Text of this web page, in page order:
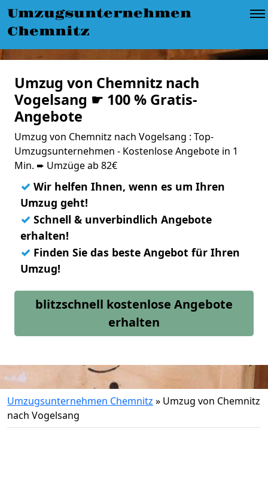
Umzugsunternehmen
Chemnitz
Umzug von Chemnitz nach
Vogelsang ☛ 100 % Gratis-
Angebote
Umzug von Chemnitz nach Vogelsang : Top-
Umzugsunternehmen - Kostenlose Angebote in 1
Min. ➨ Umzüge ab 82€
✓ Wir helfen Ihnen, wenn es um Ihren
Umzug geht!
✓ Schnell & unverbindlich Angebote
erhalten!
✓ Finden Sie das beste Angebot für Ihren
Umzug!
blitzschnell kostenlose Angebote
erhalten
Umzugsunternehmen Chemnitz » Umzug von Chemnitz
nach Vogelsang